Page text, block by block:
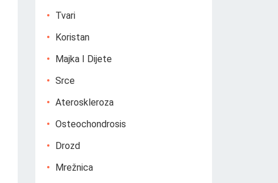
Tvari
Koristan
Majka I Dijete
Srce
Ateroskleroza
Osteochondrosis
Drozd
Mrežnica